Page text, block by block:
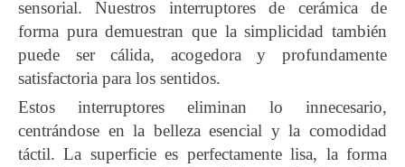
sensorial. Nuestros interruptores de cerámica de
forma pura demuestran que la simplicidad también
puede ser cálida, acogedora y profundamente
satisfactoria para los sentidos.
Estos interruptores eliminan lo innecesario,
centrándose en la belleza esencial y la comodidad
táctil. La superficie es perfectamente lisa, la forma